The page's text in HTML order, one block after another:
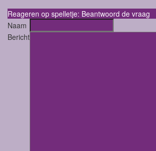
Reageren op spelletje: Beantwoord de vraag
Naam
Bericht